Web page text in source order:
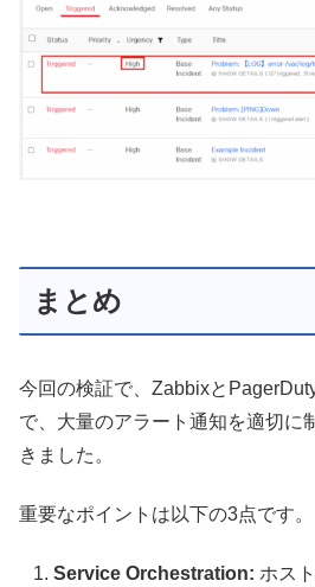
まとめ
今回の検証で、Zabbixと
で、大量のアラート通知を適切に
きました。
重要なポイントは以下の3点です。
Service Orchestration: ホス